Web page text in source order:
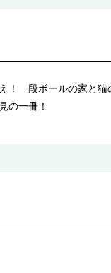
！ 段ボールの家と
の一冊！